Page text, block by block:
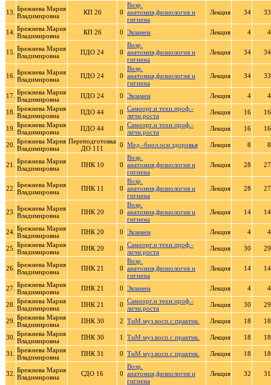
13. Брежнева Мария
Владимировна
КП 26 0
Возр.
анатомия,физиология и
гигиена
Лекция 34 33
14. Брежнева Мария
Владимировна
КП 26 0 Экзамен Лекция 4 4
15. Брежнева Мария
Владимировна
ПДО 24 0
Возр.
анатомия,физиология и
гигиена
Лекция 34 34
16. Брежнева Мария
Владимировна
ПДО 24 0
Возр.
анатомия,физиология и
гигиена
Лекция 34 33
17. Брежнева Мария
Владимировна
ПДО 24 0 Экзамен Лекция 4 4
18. Брежнева Мария
Владимировна
ПДО 44 0 Самоорг.и техн.проф.-
личн.роста
Лекция 16 16
19. Брежнева Мария
Владимировна
ПДО 44 0 Самоорг.и техн.проф.-
личн.роста
Лекция 16 16
20. Брежнева Мария
Владимировна
Переподготовка
ДО 111
0 Мед.-биол.осн.здоровья Лекция 8 8
21.
Брежнева Мария
Владимировна
ПНК 10 0
Возр.
анатомия,физиология и
гигиена
Лекция 28 27
22. Брежнева Мария
Владимировна
ПНК 11 0
Возр.
анатомия,физиология и
гигиена
Лекция 28 27
23. Брежнева Мария
Владимировна
ПНК 20 0
Возр.
анатомия,физиология и
гигиена
Лекция 14 14
24. Брежнева Мария
Владимировна
ПНК 20 0 Экзамен Лекция 4 4
25. Брежнева Мария
Владимировна
ПНК 20 0 Самоорг.и техн.проф.-
личн.роста
Лекция 30 29
26. Брежнева Мария
Владимировна
ПНК 21 0
Возр.
анатомия,физиология и
гигиена
Лекция 14 14
27. Брежнева Мария
Владимировна
ПНК 21 0 Экзамен Лекция 4 4
28. Брежнева Мария
Владимировна
ПНК 21 0 Самоорг.и техн.проф.-
личн.роста
Лекция 30 29
29. Брежнева Мария
Владимировна
ПНК 30 2 ТиМ муз.восп.с.практик. Лекция 18 18
30. Брежнева Мария
Владимировна
ПНК 30 1 ТиМ муз.восп.с.практик. Лекция 18 18
31.
Брежнева Мария
Владимировна
ПНК 31 0 ТиМ муз.восп.с.практик. Лекция 18 18
32. Брежнева Мария
Владимировна
СДО 16 0
Возр.
анатомия,физиология и
гигиена
Лекция 32 31